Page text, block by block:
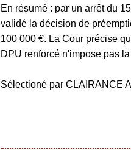
En résumé : par un arrêt du
validé la décision de
100 000 €. La Cour précise
DPU renforcé n'impose pas
Sélectioné par CLAIRANCE